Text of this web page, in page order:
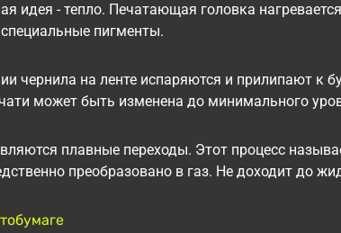
идея - тепло. Печатающая головка
пигменты.
чернила на ленте испаряются и прилипают к
может быть изменена до минимального
плавные переходы. Этот процесс
преобразовано в газ. Не доходит до